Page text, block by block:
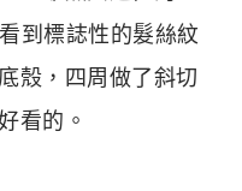
到標誌性的髮絲紋
殼，四周做了斜切
看的。